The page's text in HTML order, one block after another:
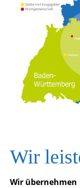
Wir
Wir übernehmen